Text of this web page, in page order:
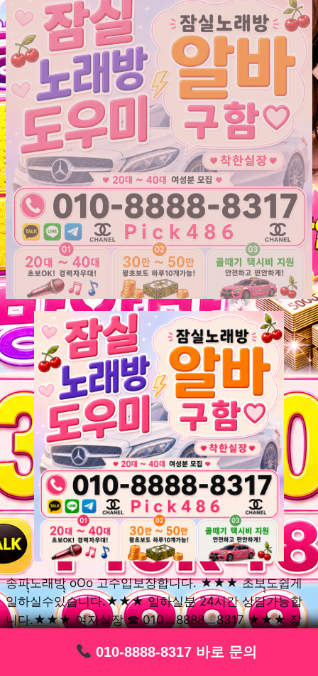
010-8888-8317 바로 문의
010-8888-8317 바로 문의
010-8888-8317 바로 문의
010-8888-8317 바로 문의
010-8888-8317 바로 문의
010-8888-8317 바로 문의
송파ุุ노래방ุุ oOo 고수입보장합니다. ★★★ 초보ุุ도쉽게
일하실수있습니다.★★★ 일하실분 24시간 상담가능합
니다.★★★ 여자실장 ☎ 010ㅡ8888ㅡ8317 ★★★ 잠
세요. 여성ㅣุุ알바ุุㅣ여기 신천동ุุ노래방ุุ ◞✿ 풍납동ุุ노래방ุุ
010-8888-8317 바로 문의
010-8888-8317 바로 문의
010-8888-8317 바로 문의